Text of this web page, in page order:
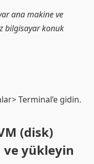
ana makine ve
bilgisayar konuk
Terminal’e gidin.
(disk)
yükleyin